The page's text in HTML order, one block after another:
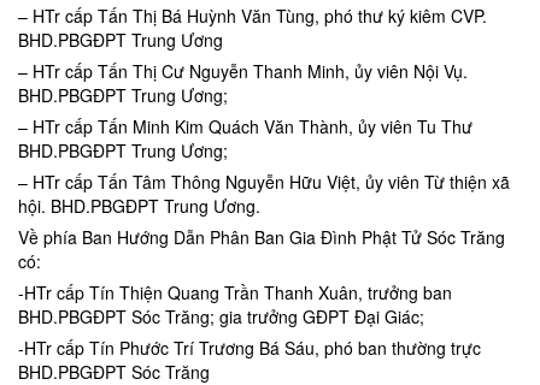
– HTr cấp Tấn Thị Bá Huỳnh Văn Tùng, phó thư ký kiêm CVP.
BHD.PBGĐPT Trung Ương
– HTr cấp Tấn Thị Cư Nguyễn Thanh Minh, ủy viên Nội Vụ.
BHD.PBGĐPT Trung Ương;
– HTr cấp Tấn Minh Kim Quách Văn Thành, ủy viên Tu Thư
BHD.PBGĐPT Trung Ương;
– HTr cấp Tấn Tâm Thông Nguyễn Hữu Việt, ủy viên Từ thiện xã
hội. BHD.PBGĐPT Trung Ương.
Về phía Ban Hướng Dẫn Phân Ban Gia Đình Phật Tử Sóc Trăng
có:
-HTr cấp Tín Thiện Quang Trần Thanh Xuân, trưởng ban
BHD.PBGĐPT Sóc Trăng; gia trưởng GĐPT Đại Giác;
-HTr cấp Tín Phước Trí Trương Bá Sáu, phó ban thường trực
BHD.PBGĐPT Sóc Trăng